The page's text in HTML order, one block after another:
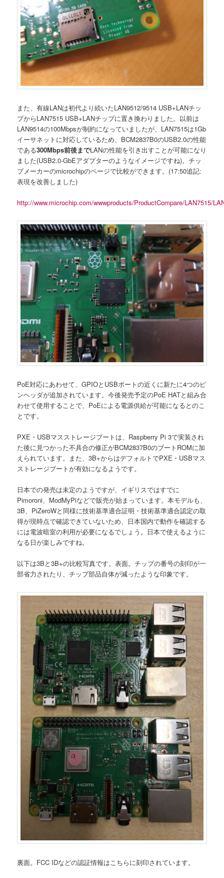
また、有線LANは初代より続いたLAN9512/9514 USB+LANチッ
プからLAN7515 USB+LANチップに置き換わりました。以前は
LAN9514の100Mbpsが制約になっていましたが、LAN7515は1Gb
イーサネットに対応しているため、BCM2837B0のUSB2.0の性能
である300Mbps前後までLANの性能を引き出すことが可能になり
ました(USB2.0-GbEアダプターのようなイメージですね)。チッ
プメーカーのmicrochipのページで比較ができます。(17:50追記:
表現を改善しました)
http://www.microchip.com/wwwproducts/ProductCompare/LAN7515/
PoE対応にあわせて、GPIOとUSBポートの近くに新たに4つのピ
ンヘッダが追加されています。今後発売予定のPoE HATと組み合
わせて使用することで、PoEによる電源供給が可能になるとのこ
とです。
PXE・USBマスストレージブートは、Raspberry Pi 3で実装され
た後に見つかった不具合の修正がBCM2837B0のブートROMに加
えられています。また、3B+からはデフォルトでPXE・USBマス
ストレージブートが有効になるようです。
日本での発売は未定のようですが、イギリスではすでに
Pimoroni、ModMyPiなどで販売が始まっています。本モデルも、
3B、PiZeroWと同様に技術基準適合証明・技術基準適合認定の取
得が現時点で確認できていないため、日本国内で動作を確認する
には電波暗室の利用が必要になるでしょう。日本で使えるように
なる日が楽しみですね。
以下は3Bと3B+の比較写真です。表面。チップの番号の刻印が一
部省力されたり、チップ部品自体が減ったような印象です。
裏面。FCC IDなどの認証情報はこちらに刻印されています。